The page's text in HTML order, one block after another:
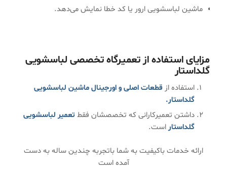
ماشین لباسشویی ارور یا کد خطا نمایش می‌دهد.
مزایای استفاده از تعمیرگاه تخصصی لباسشویی
گلداستار
استفاده از قطعات اصلی و اورجینال ماشین لباسشویی
گلداستار.
داشتن تعمیرکارانی که تخصصشان فقط تعمیر لباسشویی
گلداستاراست.
ارائه خدمات باکیفیت به شما باتجربه چندین ساله به دست
آمده است